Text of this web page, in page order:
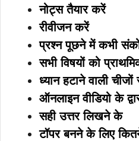
नोट्स तैयार करें
रीवीजन करें
प्रश्न पूछने में कभी
सभी विषयों को
ध्यान हटाने वाली
ऑनलाइन वीडियो के
सही उत्तर लिखने के
टॉपर बनने के लिए